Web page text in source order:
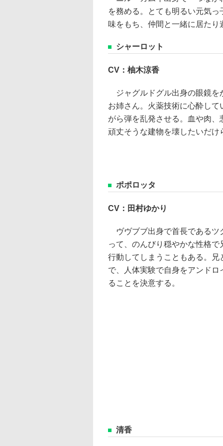
を務める。とても明るい元気
味をもち、仲間と一緒に居た
シャーロット
CV：柚木涼香
ジャグルドグル出身の眼鏡を
お姉さん。火薬技術に心酔し
がら弾を乱発させる。血や肉
頑丈そうな建物を壊したいだけ
ポポロッタ
CV：田村ゆかり
ヴヴブブ出身で首長であるツ
って、のんびり穏やかな性格
行動してしまうこともある。
で、人体実験で自身をアンド
ることを決意する。
清香